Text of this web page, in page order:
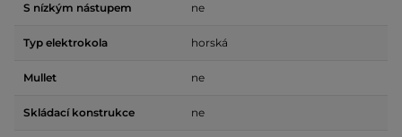
S nízkým nástupem ne
Typ elektrokola horská
Mullet ne
Skládací konstrukce ne